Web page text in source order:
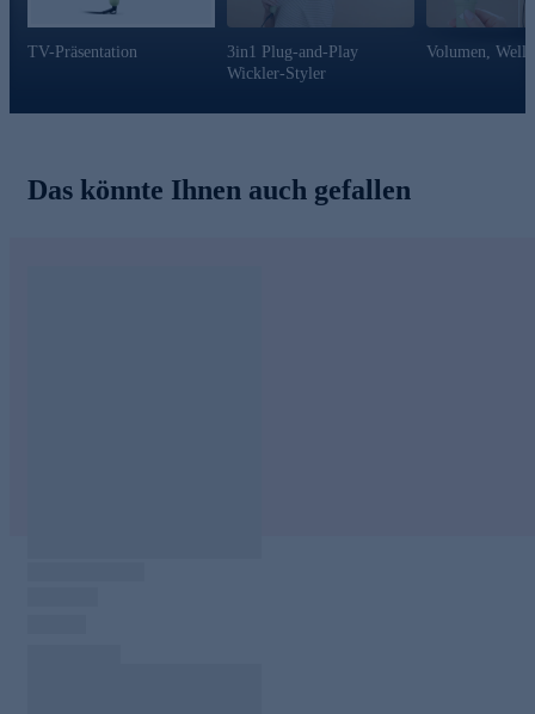
TV-Präsentation
3in1 Plug-and-Play
Wickler-Styler
Volumen,
Das könnte Ihnen auch gefallen